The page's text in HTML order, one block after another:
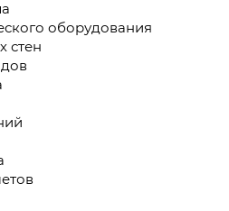
оборудования
стен